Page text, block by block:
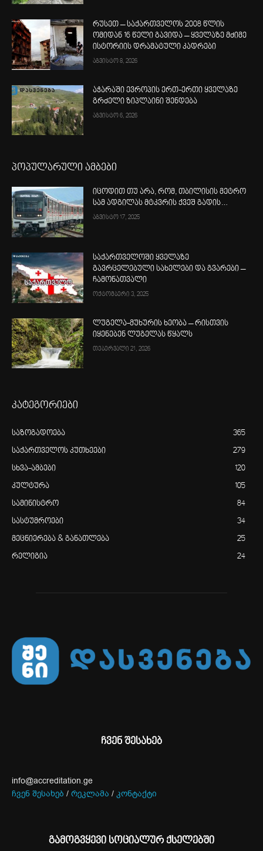
რუსეთ – საქართველოს 2008 წლის
ომიდან 16 წელი გავიდა – ყველაზე მძიმე
ისტორიის დრამატული კადრები
აგვისტო 8, 2026
აჭარაში ევროპის ერთ-ერთი ყველაზე
გრძელი ზიპლაინი შენდება
აგვისტო 6, 2026
პოპულარული ამბები
იცოდით თუ არა, რომ, თბილისის მეტრო
სამ ადგილას მტკვრის ქვეშ გადის…
აგვისტო 17, 2025
საქართველოში ყველაზე
გავრცელებული სახელები და გვარები –
ჩამონათვალი
ოქტომბერი 3, 2025
ლუგელა-მუხურის ხეობა – რისთვის
იყენებენ ლუგელას წყალს
თებერვალი 21, 2026
კატეგორიები
საზოგადოება 365
საქართველოს კუთხეები 279
სხვა-ამბები 120
კულტურა 105
სამინისტრო 84
სასტუმროები 34
მეცნიერება & განათლება 25
რელიგია 24
ჩვენ შესახებ
info@accreditation.ge
ჩვენ შესახებ / რეკლამა / კონტაქტი
გამოგვყევი სოციალურ ქსელებში